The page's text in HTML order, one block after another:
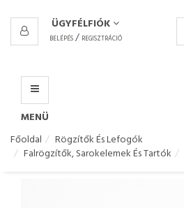
ÜGYFÉLFIÓK
BELÉPÉS/ REGISZTRÁCIÓ
MENÜ
Főoldal
Rögzítők És Lefogók
Falrögzítők, Sarokelemek És Tartók